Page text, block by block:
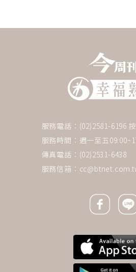
服務電話：(02)2581-6196
服務時間：週一至五
傳真電話：(02)2531-6438
服務信箱：
FacebookLine